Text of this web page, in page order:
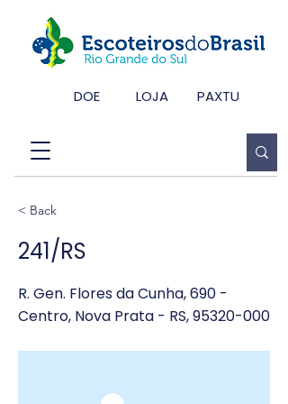
DOE LOJA PAXTU
< Back
241/RS
R. Gen. Flores da Cunha, 690 -
Centro, Nova Prata - RS,95320-000